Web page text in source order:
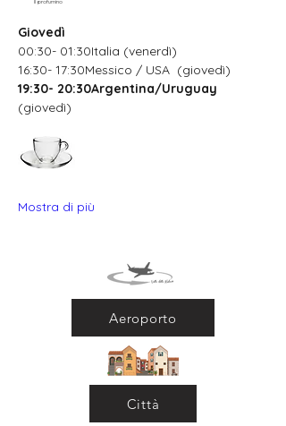
Il profumino
Giovedì
00:30- 01:30Italia (venerdì)
16:30- 17:30Messico / USA  (giovedì)
19:30- 20:30Argentina/Uruguay
(giovedì)
Mostra di più
Aeroporto
Città